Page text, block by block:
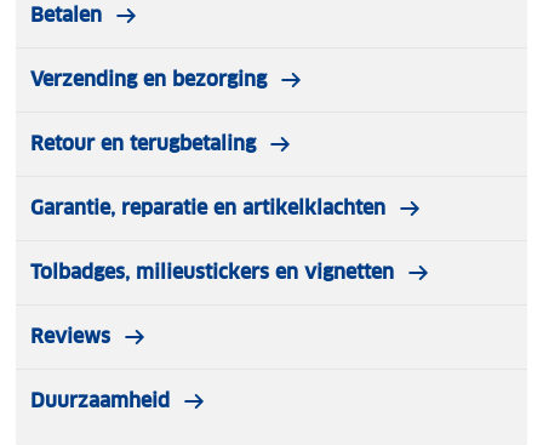
Betalen
Verzending en bezorging
Retour en terugbetaling
Garantie, reparatie en artikelklachten
Tolbadges, milieustickers en vignetten
Reviews
Duurzaamheid